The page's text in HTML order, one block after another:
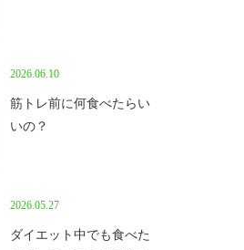
2026.06.10
筋トレ前に何食べたらい
いの？
2026.05.27
ダイエット中でも食べた